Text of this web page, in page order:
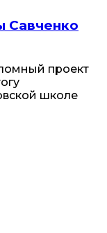
Савченко
проект
школе